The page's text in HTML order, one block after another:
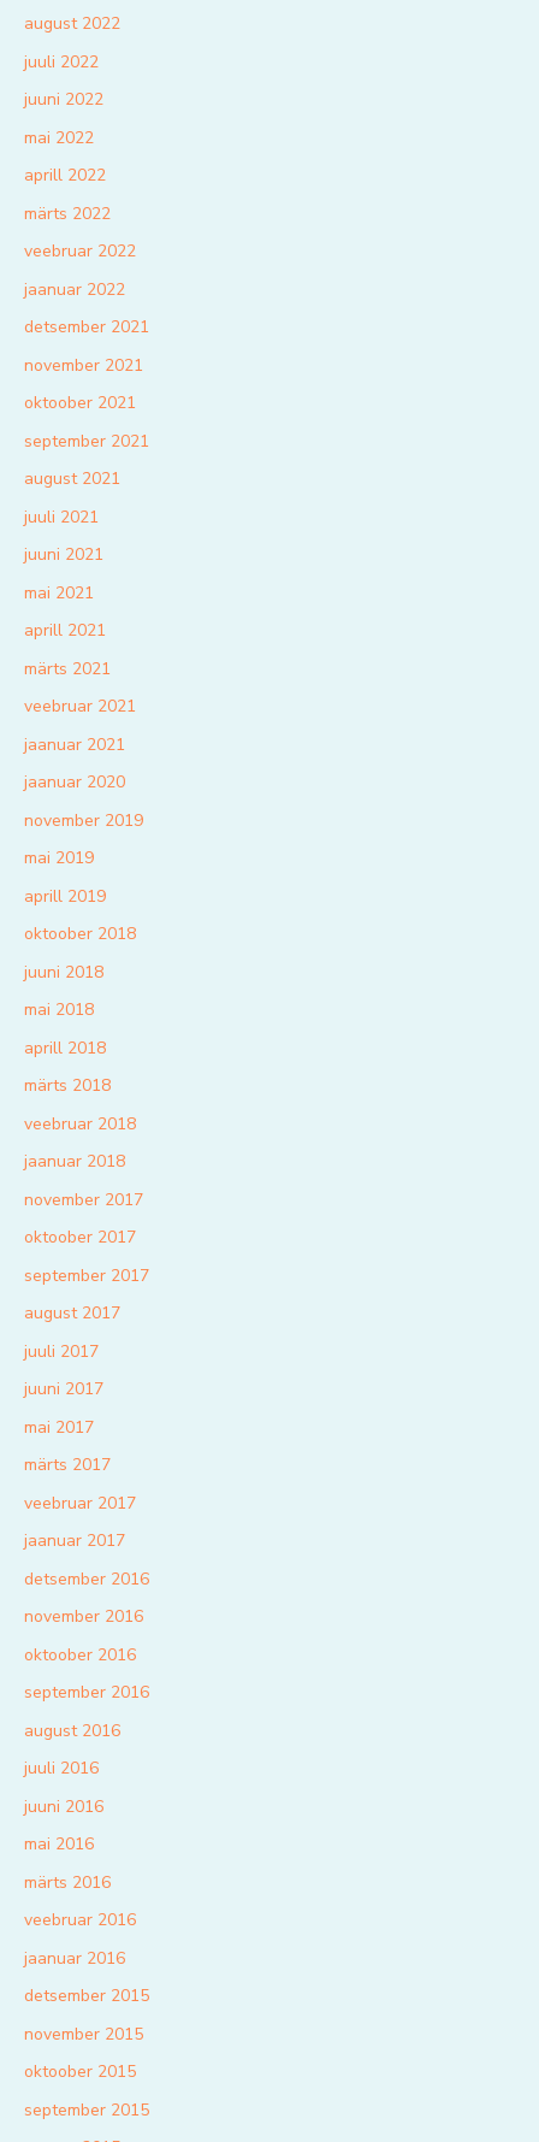
august 2022
juuli 2022
juuni 2022
mai 2022
aprill 2022
märts 2022
veebruar 2022
jaanuar 2022
detsember 2021
november 2021
oktoober 2021
september 2021
august 2021
juuli 2021
juuni 2021
mai 2021
aprill 2021
märts 2021
veebruar 2021
jaanuar 2021
jaanuar 2020
november 2019
mai 2019
aprill 2019
oktoober 2018
juuni 2018
mai 2018
aprill 2018
märts 2018
veebruar 2018
jaanuar 2018
november 2017
oktoober 2017
september 2017
august 2017
juuli 2017
juuni 2017
mai 2017
märts 2017
veebruar 2017
jaanuar 2017
detsember 2016
november 2016
oktoober 2016
september 2016
august 2016
juuli 2016
juuni 2016
mai 2016
märts 2016
veebruar 2016
jaanuar 2016
detsember 2015
november 2015
oktoober 2015
september 2015